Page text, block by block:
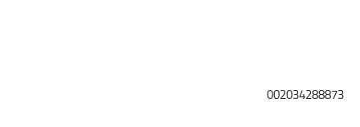
002034288873